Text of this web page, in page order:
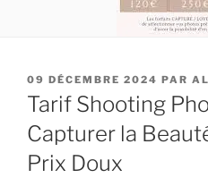
PUBLIÉ
LE
09 DÉCEMBRE 2024 PAR
Tarif Shooting
Capturer la
Prix Doux